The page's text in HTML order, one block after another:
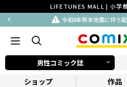
LIFETUNES MALL | 小学
令和8年熊本地震に伴う
男性コミック誌
ショップ 作品